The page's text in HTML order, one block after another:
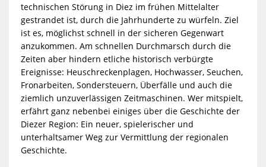
technischen Störung in Diez im frühen Mittelalter
gestrandet ist, durch die Jahrhunderte zu würfeln. Ziel
ist es, möglichst schnell in der sicheren Gegenwart
anzukommen. Am schnellen Durchmarsch durch die
Zeiten aber hindern etliche historisch verbürgte
Ereignisse: Heuschreckenplagen, Hochwasser, Seuchen,
Fronarbeiten, Sondersteuern, Überfälle und auch die
ziemlich unzuverlässigen Zeitmaschinen. Wer mitspielt,
erfährt ganz nebenbei einiges über die Geschichte der
Diezer Region: Ein neuer, spielerischer und
unterhaltsamer Weg zur Vermittlung der regionalen
Geschichte.